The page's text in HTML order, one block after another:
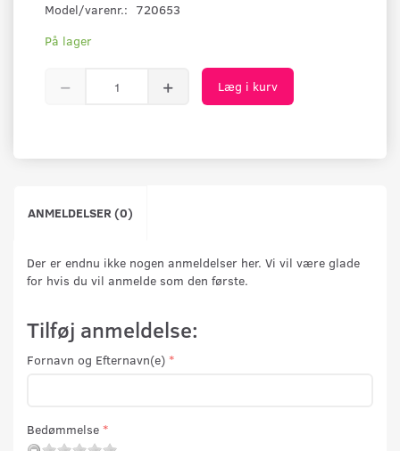
Model/varenr.: 720653
På lager
Læg i kurv
ANMELDELSER (0)
Der er endnu ikke nogen anmeldelser her. Vi vil være glade
for hvis du vil anmelde som den første.
Tilføj anmeldelse:
Fornavn og Efternavn(e)
Bedømmelse